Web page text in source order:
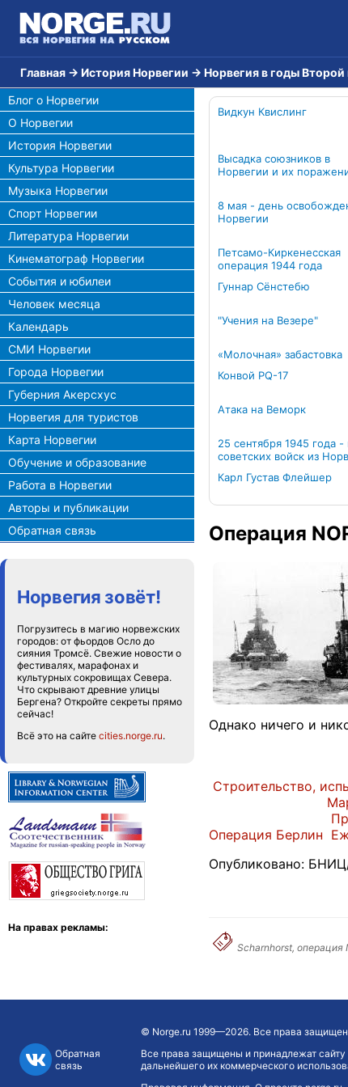
Главная → История Норвегии → Норвегия в годы
Блог о Норвегии
О Норвегии
История Норвегии
Культура Норвегии
Музыка Норвегии
Спорт Норвегии
Литература Норвегии
Кинематограф Норвегии
События и юбилеи
Человек месяца
Календарь
СМИ Норвегии
Города Норвегии
Губерния Акерсхус
Норвегия для туристов
Карта Норвегии
Обучение и образование
Работа в Норвегии
Авторы и публикации
Обратная связь
Норвегия зовёт!
Погрузитесь в магию норвежских
городов: от фьордов Осло до
сияния Тромсё. Свежие новости о
фестивалях, марафонах и
культурных сокровищах Севера.
Что скрывают древние улицы
Бергена? Откройте секреты прямо
сейчас!
Всё это на сайте cities.norge.ru.
На правах рекламы:
Видкун Квислинг
Высадка союзников в
Норвегии и их
8 мая - день
Норвегии
Петсамо-Киркенесская
операция 1944 года
Гуннар Сёнстебю
"Учения на Везере"
«Молочная» забастовка
Конвой PQ-17
Атака на Веморк
25 сентября 1945 года -
советских войск из
Карл Густав Флейшер
Операция
Однако ничего и
Строительство,
Операция Берлин
Опубликовано:
Scharnhorst, операция
Обратная
связь
© Norge.ru 1999—2026. Все права
Все права защищены и принадлежат
дальнейшего их коммерческого